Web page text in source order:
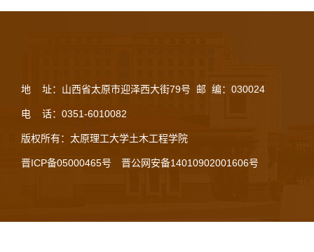
地 址：山西省太原市迎泽西大街79号 邮 编：030024
电 话：0351-6010082
版权所有：太原理工大学土木工程学院
晋ICP备05000465号 晋公网安备14010902001606号